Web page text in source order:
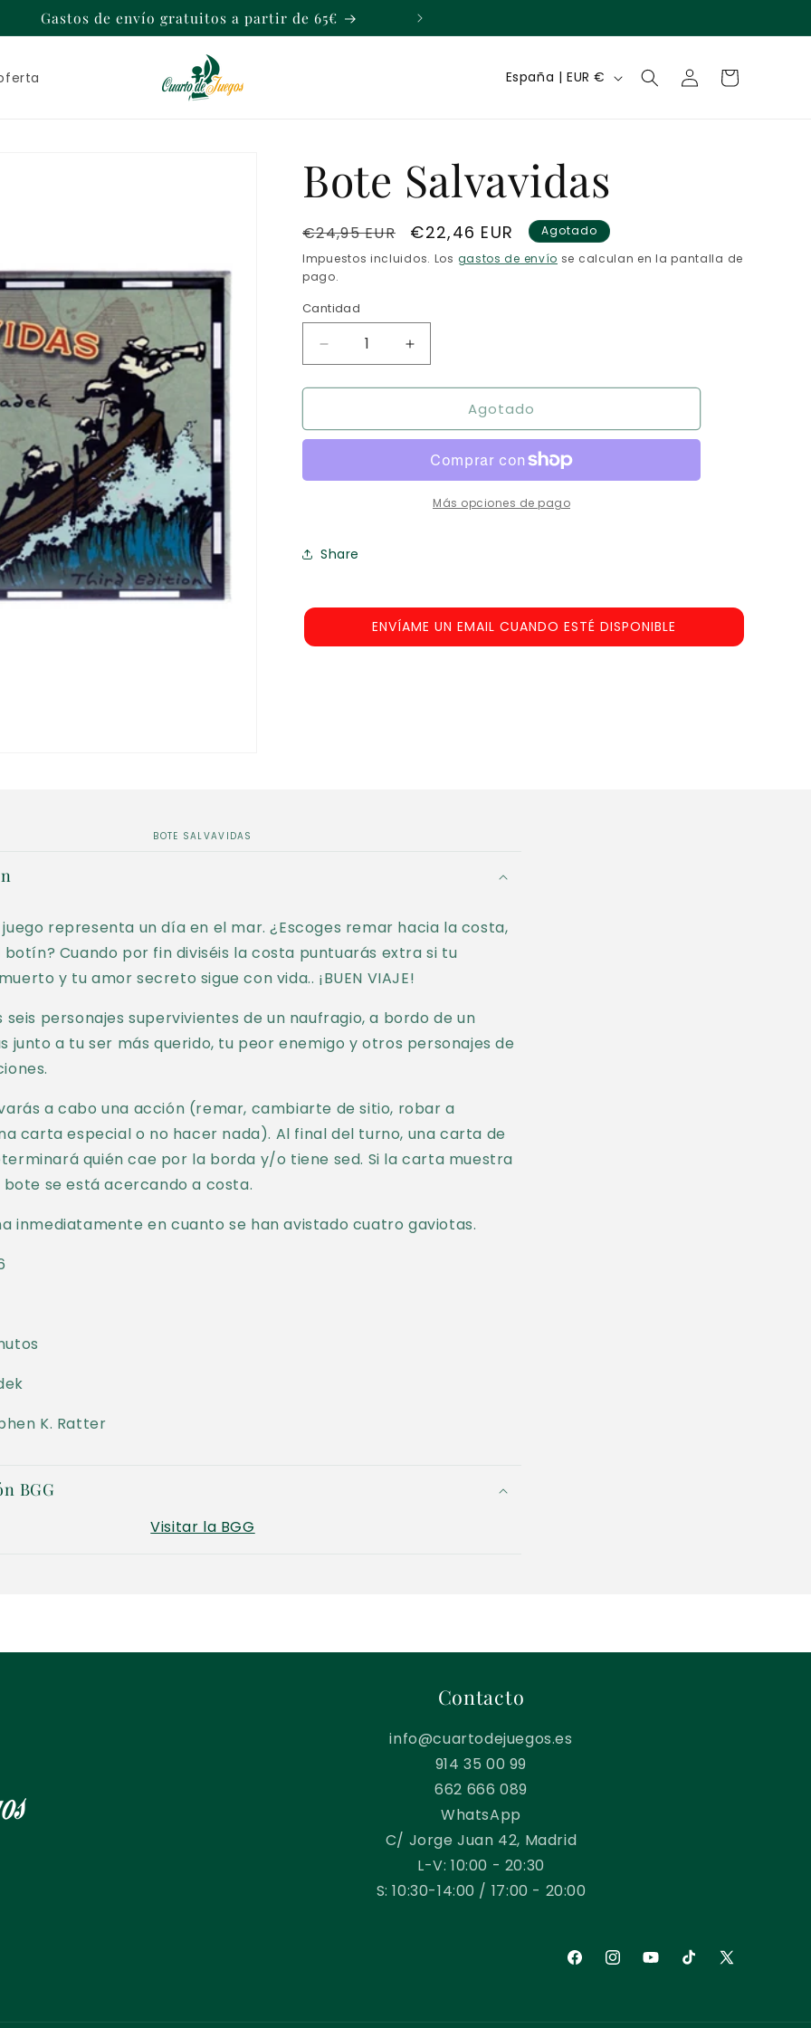
Gastos de envío gratuitos a partir de 65€
P
s
/
r
e
n
España | EUR €
Iniciar
sesión
Carrito
Bote Salvavidas
Precio
habitual
€24,95 EUR
Precio
de
€22,46 EUR
Agotado
Impuestos incluidos. Los gastos de envío se calculan en la pantalla de
pago.
Cantidad
Reducir
cantidad
para
Salvavidas
Aumentar
cantidad
para
Salvavidas
Agotado
Más opciones de pago
Share
ENVÍAME UN EMAIL CUANDO ESTÉ DISPONIBLE
BOTE SALVAVIDAS
representa un día en el mar. ¿Escoges remar hacia la costa,
Cuando por fin diviséis la costa puntuarás extra si tu
y tu amor secreto sigue con vida.. ¡BUEN VIAJE!
seis personajes supervivientes de un naufragio, a bordo de un
junto a tu ser más querido, tu peor enemigo y otros personajes de
a cabo una acción (remar, cambiarte de sitio, robar a
carta especial o no hacer nada). Al final del turno, una carta de
quién cae por la borda y/o tiene sed. Si la carta muestra
bote se está acercando a costa.
inmediatamente en cuanto se han avistado cuatro gaviotas.
K. Ratter
BGG
Visitar la BGG
Contacto
info@cuartodejuegos.es
914 35 00 99
662 666 089
WhatsApp
C/ Jorge Juan 42, Madrid
L-V: 10:00 - 20:30
S: 10:30-14:00 / 17:00 - 20:00
FacebookInstagramYouTubeTikTokX